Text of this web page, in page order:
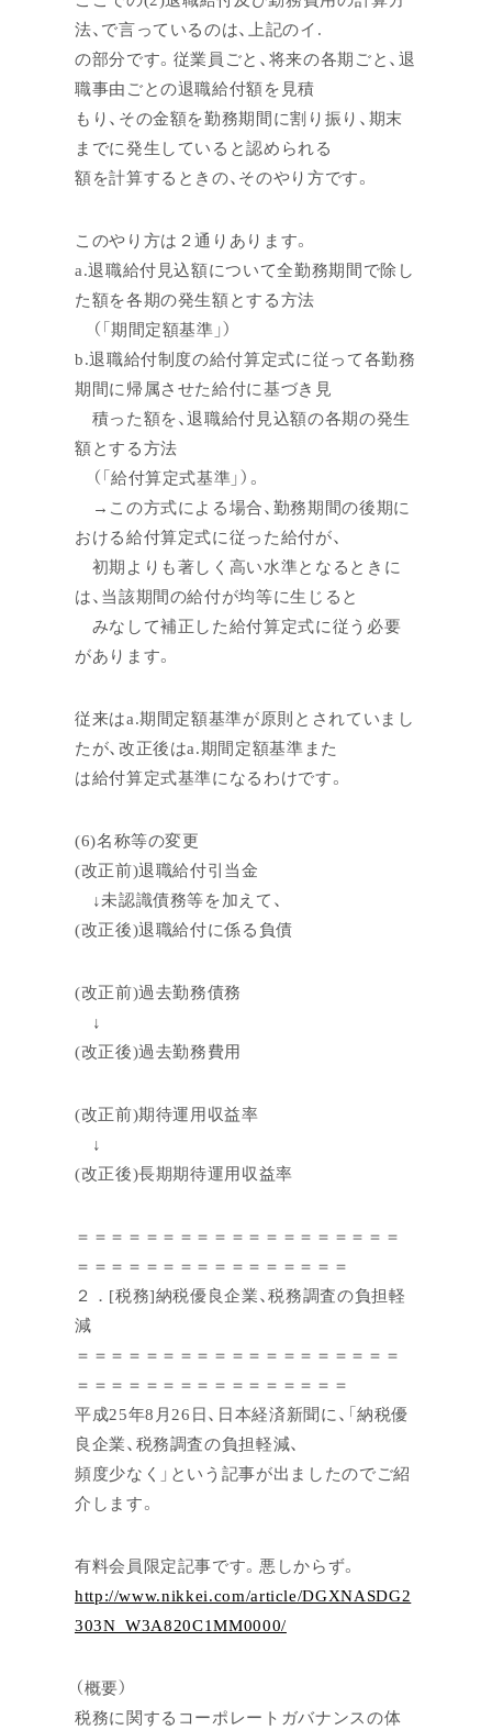
法、で言っているのは、上記のイ.
の部分です。従業員ごと、将来の各期ごと、退
職事由ごとの退職給付額を見積
もり、その金額を勤務期間に割り振り、期末
までに発生していると認められる
額を計算するときの、そのやり方です。
このやり方は２通りあります。
a.退職給付見込額について全勤務期間で除し
た額を各期の発生額とする方法
（「期間定額基準」）
b.退職給付制度の給付算定式に従って各勤務
期間に帰属させた給付に基づき見
積った額を、退職給付見込額の各期の発生
額とする方法
（「給付算定式基準」）。
→この方式による場合、勤務期間の後期に
おける給付算定式に従った給付が、
初期よりも著しく高い水準となるときに
は、当該期間の給付が均等に生じると
みなして補正した給付算定式に従う必要
があります。
従来はa.期間定額基準が原則とされていまし
たが、改正後はa.期間定額基準また
は給付算定式基準になるわけです。
(6)名称等の変更
(改正前)退職給付引当金
↓未認識債務等を加えて、
(改正後)退職給付に係る負債
(改正前)過去勤務債務
↓
(改正後)過去勤務費用
(改正前)期待運用収益率
↓
(改正後)長期期待運用収益率
＝＝＝＝＝＝＝＝＝＝＝＝＝＝＝＝＝＝＝
＝＝＝＝＝＝＝＝＝＝＝＝＝＝＝＝
２．[税務]納税優良企業、税務調査の負担軽
減
＝＝＝＝＝＝＝＝＝＝＝＝＝＝＝＝＝＝＝
＝＝＝＝＝＝＝＝＝＝＝＝＝＝＝＝
平成25年8月26日、日本経済新聞に、「納税優
良企業、税務調査の負担軽減、
頻度少なく」という記事が出ましたのでご紹
介します。
有料会員限定記事です。悪しからず。
http://www.nikkei.com/article/DGXNASDG2
303N_W3A820C1MM0000/
（概要）
税務に関するコーポレートガバナンスの体